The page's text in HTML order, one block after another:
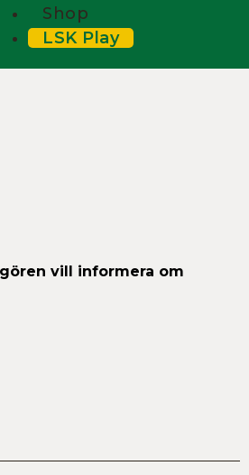
Shop
LSK Play
vill informera om